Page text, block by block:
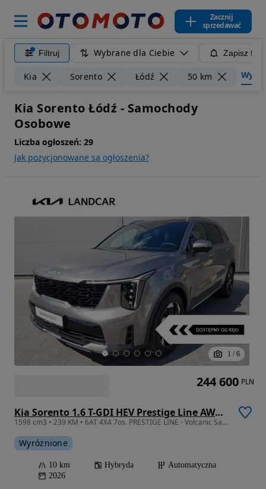
Zacznij
sprzedawać
Filtruj Wybrane dla Ciebie Zapisz
Kia Sorento Łódź 50 km
Kia Sorento Łódź - Samochody
Osobowe
Liczba ogłoszeń: 29
Jak pozycjonowane są ogłoszenia?
1 / 6
Kia Sorento 1.6 T-GDI HEV Prestige Line AWD 7os
1598 cm3 • 239 KM • 6AT 4X4 7os. PRESTIGE LINE - Volcanic Sand
Wyróżnione
10 km Hybryda
Automatyczna
2026
244 600 PLN